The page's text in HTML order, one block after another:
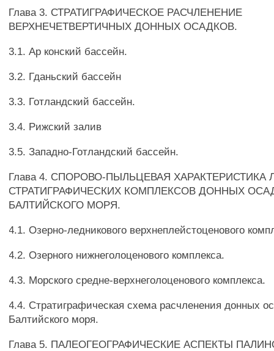
Глава 3. СТРАТИГРАФИЧЕСКОЕ РАСЧЛЕНЕНИЕ
ВЕРХНЕЧЕТВЕРТИЧНЫХ ДОННЫХ ОСАДКОВ.
3.1. Ар конский бассейн.
3.2. Гданьский бассейн
3.3. Готландский бассейн.
3.4. Рижский залив
3.5. Западно-Готландский бассейн.
Глава 4. СПОРОВО-ПЫЛЬЦЕВАЯ ХАРАКТЕРИСТИКА
СТРАТИГРАФИЧЕСКИХ КОМПЛЕКСОВ ДОННЫХ
БАЛТИЙСКОГО МОРЯ.
4.1. Озерно-ледникового верхнеплейстоценового
4.2. Озерного нижнеголоценового комплекса.
4.3. Морского средне-верхнеголоценового комплекса.
4.4. Стратиграфическая схема расчленения донных
Балтийского моря.
Глава 5. ПАЛЕОГЕОГРАФИЧЕСКИЕ АСПЕКТЫ